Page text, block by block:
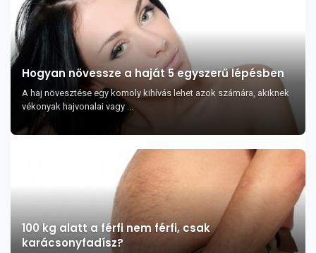
Hogyan növessze a haját 5 egyszerű lépésben
A haj növesztése egy komoly kihívás lehet azok számára, akiknek
vékonyak hajvonalai vagy ...
100 kg alatt a férfi nem férfi, csak
karácsonyfadísz?